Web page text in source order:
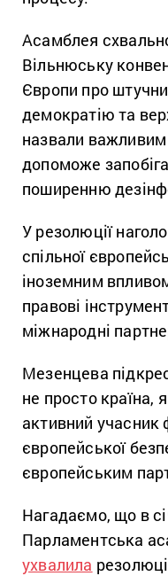
Асамблея
Вільнюську
Європи про
демократію та
назвали
допоможе
поширенню
У резолюції
спільної
іноземним
правові
міжнародні
Мезенцева
не просто країна,
активний учасник
європейської
європейським
Нагадаємо, що в
Парламентська
ухвалила